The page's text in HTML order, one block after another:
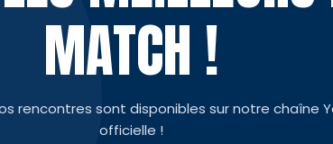
MATCH !
rencontres sont disponibles sur notre chaîne
officielle !